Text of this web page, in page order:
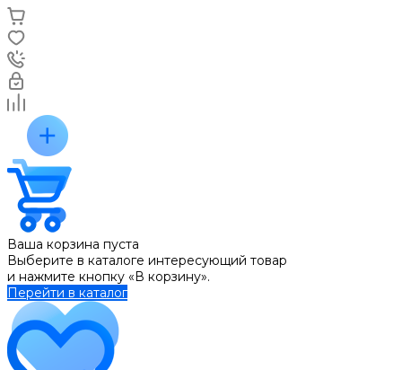
Ваша корзина пуста
Выберите в каталоге интересующий товар
и нажмите кнопку «В корзину».
Перейти в каталог